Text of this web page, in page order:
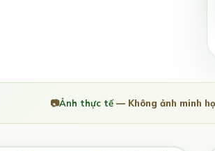
📷Ảnh thực tế— Không ảnh minh